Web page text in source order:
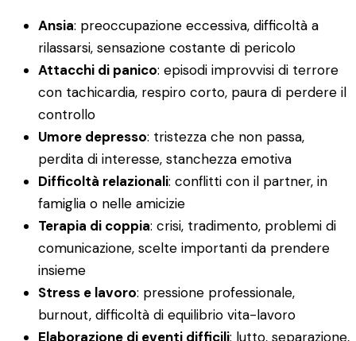
Ansia: preoccupazione eccessiva, difficoltà a
rilassarsi, sensazione costante di pericolo
Attacchi di panico: episodi improvvisi di terrore
con tachicardia, respiro corto, paura di perdere il
controllo
Umore depresso: tristezza che non passa,
perdita di interesse, stanchezza emotiva
Difficoltà relazionali: conflitti con il partner, in
famiglia o nelle amicizie
Terapia di coppia: crisi, tradimento, problemi di
comunicazione, scelte importanti da prendere
insieme
Stress e lavoro: pressione professionale,
burnout, difficoltà di equilibrio vita-lavoro
Elaborazione di eventi difficili: lutto, separazione,